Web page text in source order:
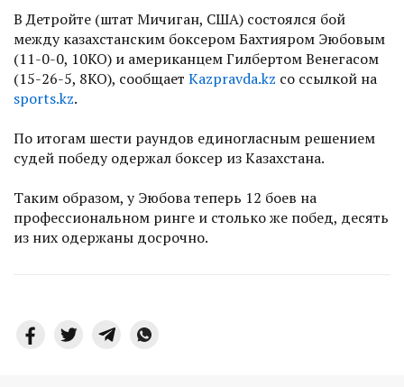
В Детройте (штат Мичиган, США) состоялся бой
между казахстанским боксером Бахтияром Эюбовым
(11-0-0, 10КО) и американцем Гилбертом Венегасом
(15-26-5, 8КО), сообщает Kazpravda.kz со ссылкой на
sports.kz.
По итогам шести раундов единогласным решением
судей победу одержал боксер из Казахстана.
Таким образом, у Эюбова теперь 12 боев на
профессиональном ринге и столько же побед, десять
из них одержаны досрочно.